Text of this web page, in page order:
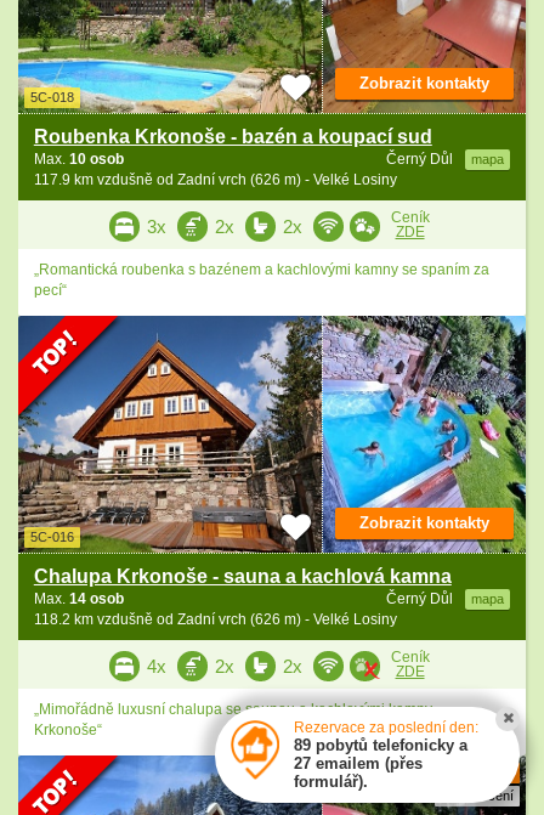
5C-018
Roubenka Krkonoše - bazén a koupací sud
Černý Důl mapa
Max. 10 osob
117.9 km vzdušně od Zadní vrch (626 m) - Velké Losiny
Zobrazit kontakty
3x 2x 2x
Ceník
ZDE
„Romantická roubenka s bazénem a kachlovými kamny se spaním za
pecí“
5C-016
Chalupa Krkonoše - sauna a kachlová kamna
Černý Důl mapa
Max. 14 osob
118.2 km vzdušně od Zadní vrch (626 m) - Velké Losiny
Zobrazit kontakty
4x 2x 2x
Ceník
ZDE
„Mimořádně luxusní chalupa se saunou a kachlovými kamny -
Krkonoše“
3 hodnocení
Rezervace za poslední den:
89 pobytů telefonicky a
27 emailem (přes
formulář).